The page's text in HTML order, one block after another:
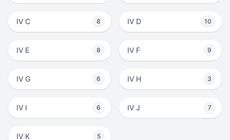
IV C 8 IV D 10
IV E 8 IV F 9
IV G 6 IV H 3
IV I 6 IV J 7
IV K 5